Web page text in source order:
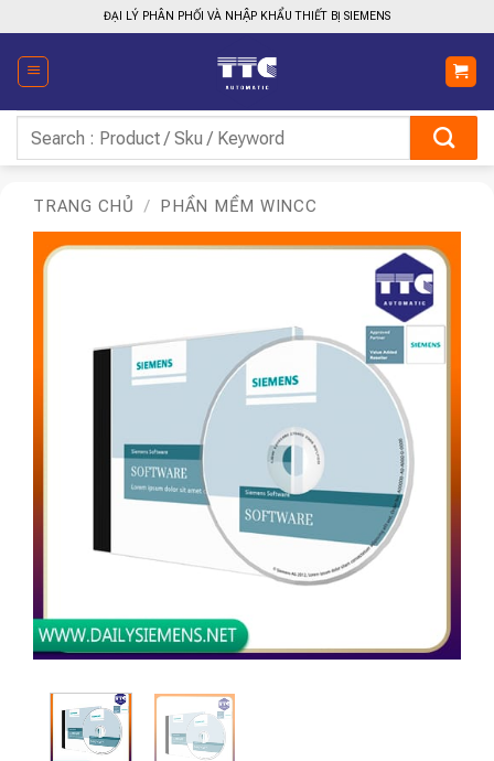
qua
nội
dung
ĐẠI LÝ PHÂN PHỐI VÀ NHẬP KHẨU THIẾT BỊ SIEMENS
kiếm:
TRANG CHỦ / PHẦN MỀM WINCC